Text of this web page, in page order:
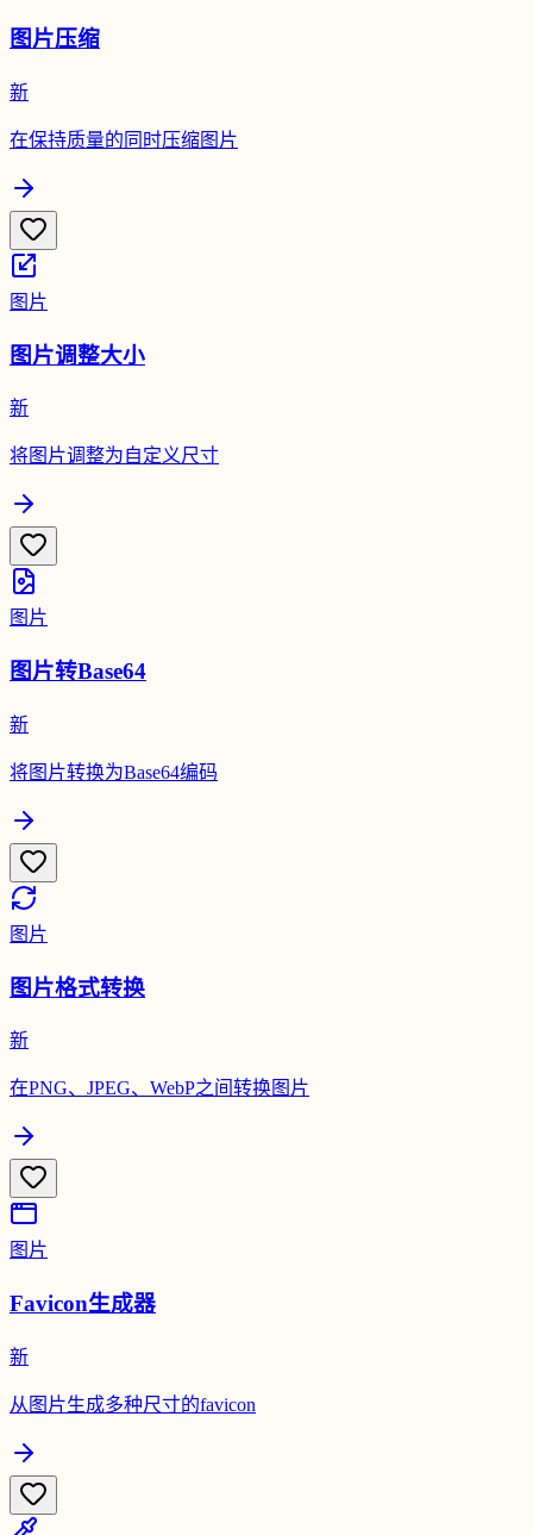
图片压缩
新
在保持质量的同时压缩图片
图片
图片调整大小
新
将图片调整为自定义尺寸
图片
图片转Base64
新
将图片转换为Base64编码
图片
图片格式转换
新
在PNG、JPEG、WebP之间转换图片
图片
Favicon生成器
新
从图片生成多种尺寸的favicon